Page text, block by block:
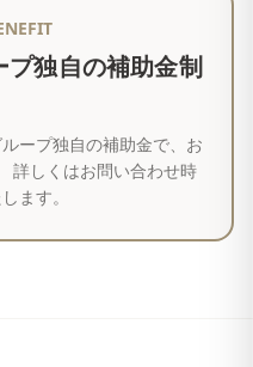
プ独自の補助金制
ープ独自の補助金で、お
詳しくはお問い合わせ時
ます。